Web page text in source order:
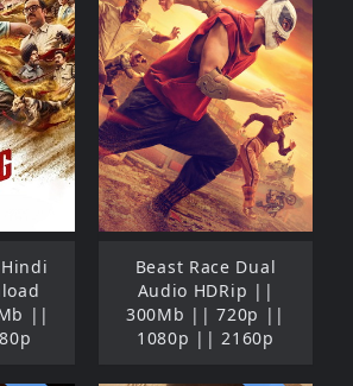
||
Beast Race Dual
Audio HDRip ||
300Mb || 720p ||
1080p || 2160p